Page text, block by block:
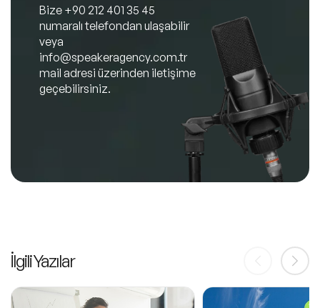
Bize +90 212 401 35 45
numaralı telefondan ulaşabilir
veya
info@speakeragency.com.tr
mail adresi üzerinden iletişime
geçebilirsiniz.
İlgili Yazılar